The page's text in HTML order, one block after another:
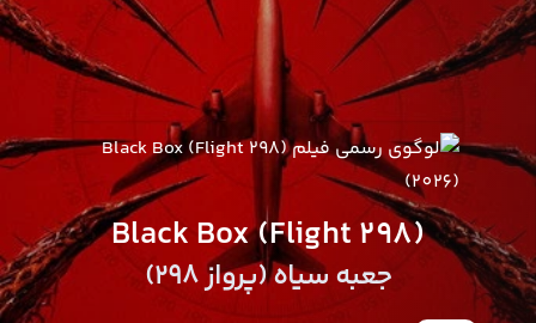
Black Box (Flight 298)
جعبه سیاه (پرواز 298)